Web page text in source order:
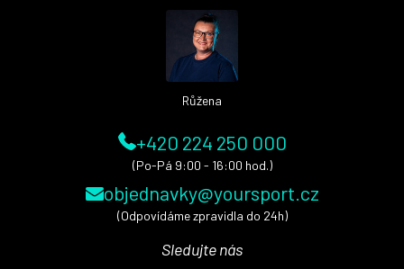
Růžena
+420 224 250 000
(Po-Pá 9:00 - 16:00 hod.)
objednavky@yoursport.cz
(Odpovídáme zpravidla do 24h)
Sledujte nás